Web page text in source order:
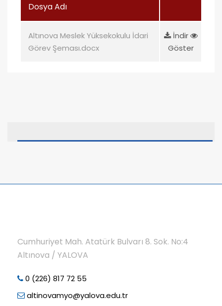
Dosya Adı
Altınova Meslek Yüksekokulu İdari
Görev Şeması.docx
İndir
Göster
Cumhuriyet Mah. Atatürk Bulvarı 8. Sok. No:4
Altınova / YALOVA
0 (226) 817 72 55
altinovamyo@yalova.edu.tr